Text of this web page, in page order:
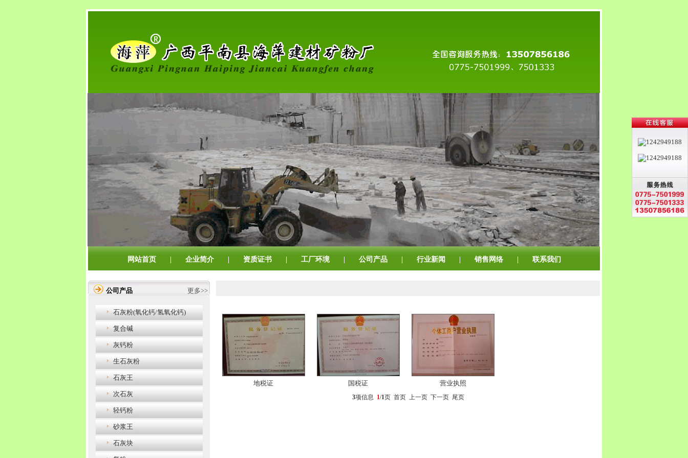
网站首页 企业简介 资质证书 工厂环境 公司产品 行业新闻 销售网络 联系我们
公司产品 更多>>
石灰粉(氧化钙/氢氧化钙)
复合碱
灰钙粉
生石灰粉
石灰王
次石灰
轻钙粉
砂浆王
石灰块
地税证 国税证 营业执照
3项信息 1/1页 首页 上一页 下一页 尾页